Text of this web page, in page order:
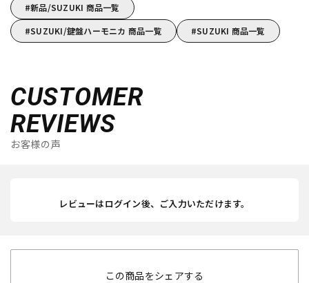
新品/SUZUKI 商品一覧
SUZUKI/鍵盤ハーモニカ 商品一覧
SUZUKI 商品一覧
CUSTOMER
REVIEWS
お客様の声
レビューはログイン後、ご入力いただけます。
この商品をシェアする